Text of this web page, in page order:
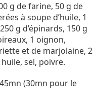
g de farine, 50 g de
à soupe d’huile, 1
g d’épinards, 150 g
1 oignon,
et de marjolaine, 2
huile, sel, poivre.
(30mn pour le